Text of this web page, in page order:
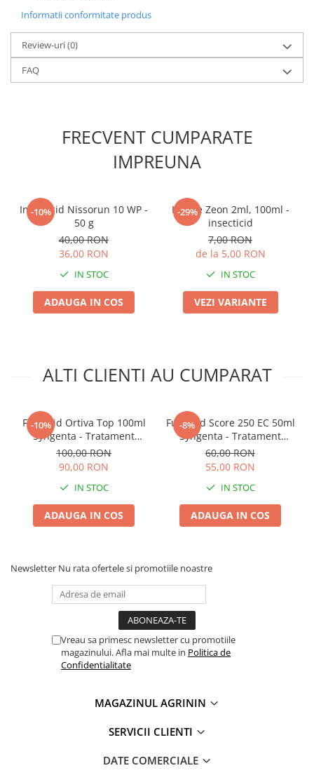
Scule de mana
Scule electrice
Informatii conformitate produs
Review-uri(0)
FAQ
FRECVENT CUMPARATE
IMPREUNA
-10%
Insecticid Nissorun 10 WP -
50 g
40,00 RON
36,00 RON
IN STOC
ADAUGA IN COS
-29%
Karate Zeon 2ml, 100ml -
insecticid
7,00 RON
de la 5,00 RON
IN STOC
VEZI VARIANTE
ALTI CLIENTI AU CUMPARAT
-10%
Fungicid Ortiva Top 100ml
Syngenta - Tratament
Sistemic contra Manei,
Fainarii si Alternariozei
100,00 RON
90,00 RON
IN STOC
ADAUGA IN COS
-8%
Fungicid Score 250 EC 50ml
Syngenta - Tratament
Sistemic Curativ si Preventiv
contra Rapanului
60,00 RON
55,00 RON
IN STOC
ADAUGA IN COS
Newsletter Nu rata ofertele si promotiile noastre
Vreau sa primesc newsletter cu promotiile
magazinului. Afla mai multe in Politica de
Confidentialitate
MAGAZINUL AGRININ
SERVICII CLIENTI
DATE COMERCIALE